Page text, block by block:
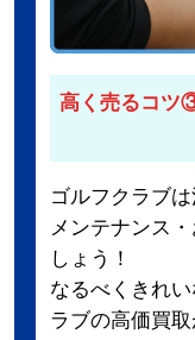
高く売るコツ
ゴルフクラブ
メンテナンス
しょう！
なるべくきれ
ラブの高価買取